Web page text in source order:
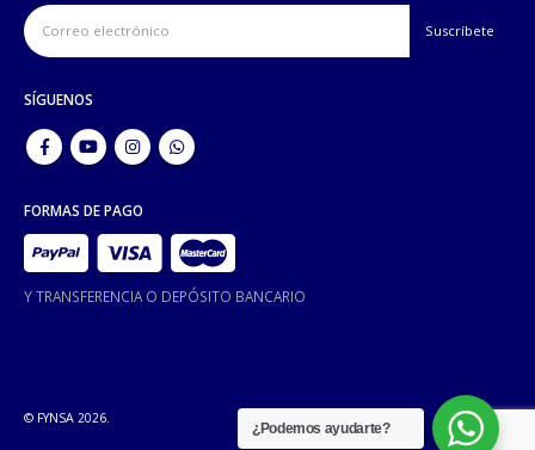
SÍGUENOS
FORMAS DE PAGO
Y TRANSFERENCIA O DEPÓSITO BANCARIO
© FYNSA 2026.
¿Podemos ayudarte?